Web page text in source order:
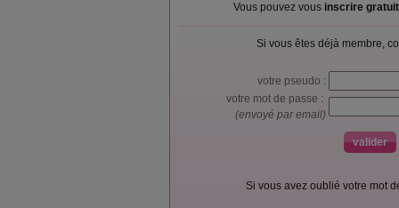
Vous pouvez vous inscrire
Si vous êtes déjà membre,
votre pseudo :
votre mot de passe :
(envoyé par email)
Si vous avez oublié votre mot